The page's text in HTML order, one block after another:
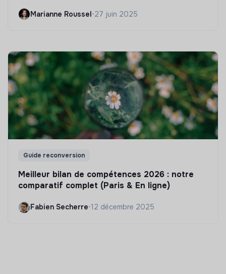
Marianne Roussel•27 juin 2025
Guide reconversion
Meilleur bilan de compétences 2026 : notre
comparatif complet (Paris & En ligne)
Fabien Secherre•12 décembre 2025